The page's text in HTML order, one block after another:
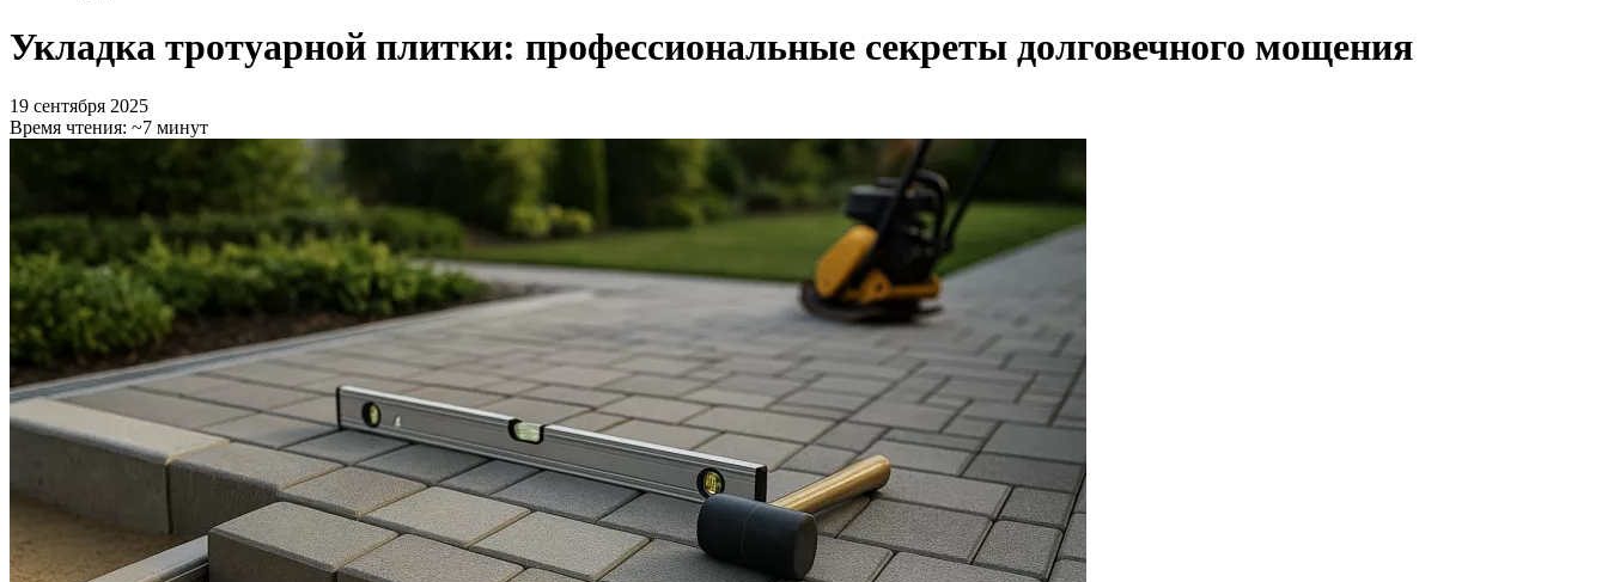
Укладка тротуарной плитки: профессиональные секреты долговечного мощения
19 сентября 2025
Время чтения: ~7 минут